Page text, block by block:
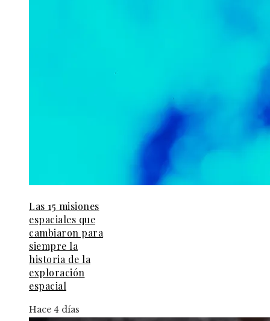
Las 15 misiones
espaciales que
cambiaron para
siempre la
historia de la
exploración
espacial
Hace 4 días